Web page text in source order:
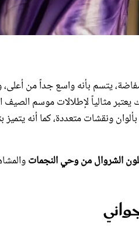
يتسم بأنه واسع جداً من
يعتبر مثالياً لإطلالات موسم
ونقشات متعددة، كما أنه يتميز
الشروال من وحي النجمات